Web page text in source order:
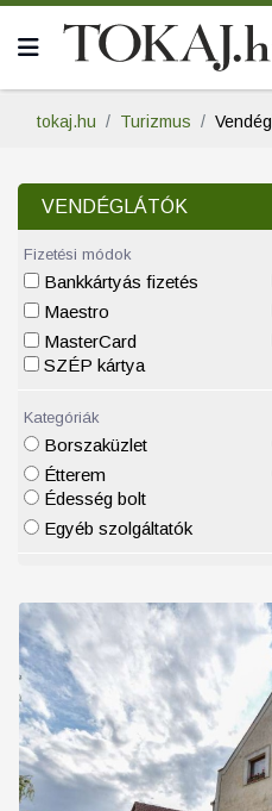
tokaj.hu Turizmus
VENDÉGLÁTÓK
Fizetési módok
Bankkártyás fizetés
Maestro
MasterCard
SZÉP kártya
Kategóriák
Borszaküzlet
Étterem
Édesség bolt
Egyéb szolgáltatók